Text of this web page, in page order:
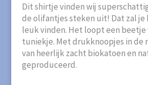
Dit shirtje vinden wij
de olifantjes steken uit! Dat zal je
leuk vinden. Het loopt een beetje
tuniekje. Met drukknoopjes in de
van heerlijk zacht biokatoen en
geproduceerd.